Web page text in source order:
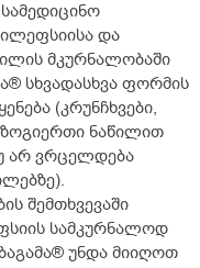
და
მკურნალობაში
სხვადასხვა ფორმის
(კრუნჩხვები,
ნაწილით
არ ვრცელდება
შემთხვევაში
სამკურნალოდ
უნდა მიიღოთ